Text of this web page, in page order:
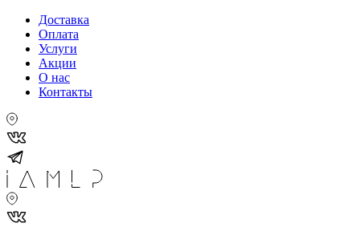
Доставка
Оплата
Услуги
Акции
О нас
Контакты